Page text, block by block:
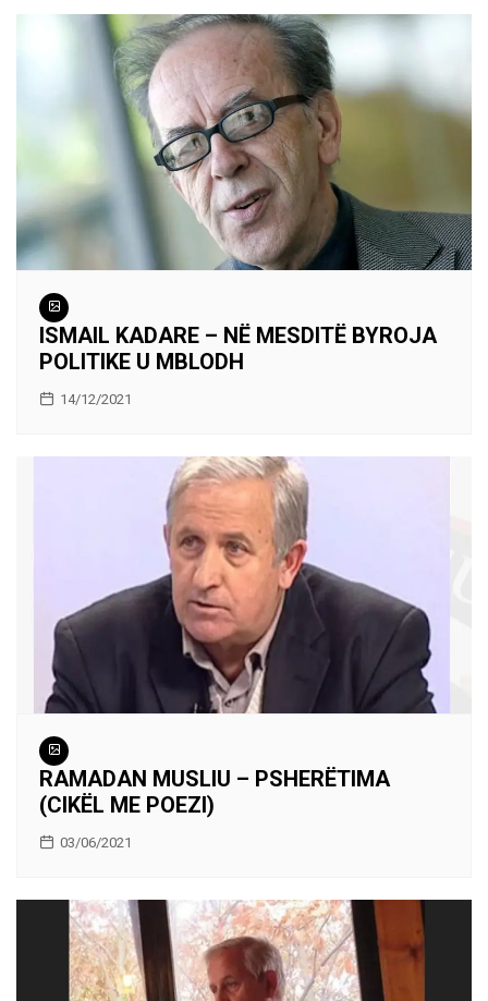
ISMAIL KADARE – NË MESDITË BYROJA
POLITIKE U MBLODH
14/12/2021
RAMADAN MUSLIU – PSHERËTIMA
(CIKËL ME POEZI)
03/06/2021